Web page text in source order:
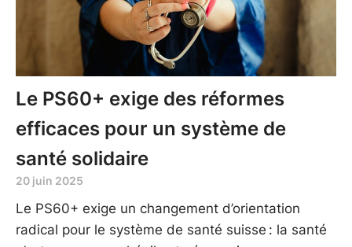
Le PS60+ exige des réformes
efficaces pour un système de
santé solidaire
20 juin 2025
Le PS60+ exige un changement d’orientation
radical pour le système de santé suisse : la santé